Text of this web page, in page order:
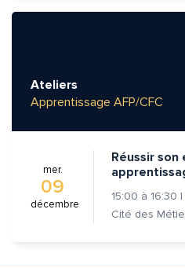
Ateliers
Apprentissage AFP/CFC
mer.
09
décembre
Réussir
15:00 à 16:30 |